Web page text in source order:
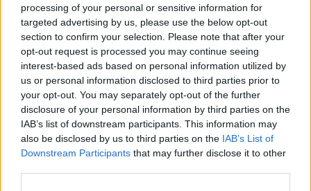
processing of your personal or sensitive information for
targeted advertising by us, please use the below opt-out
section to confirm your selection. Please note that after your
opt-out request is processed you may continue seeing
interest-based ads based on personal information utilized by
us or personal information disclosed to third parties prior to
your opt-out. You may separately opt-out of the further
disclosure of your personal information by third parties on the
IAB’s list of downstream participants. This information may
also be disclosed by us to third parties on the IAB’s List of
Downstream Participants that may further disclose it to other
Χρηματιστήριο Αθηνών:
Εβδομαδιαία άνοδος 1,76%,
κέρδη 23,31% από τις αρχές
του έτους
ΣΚΑΪ: Ολοκληρώθηκε η θητεία
του Γρηγόρη Δημητριάδη - Ο
Γιάννης Αλαφούζος επιστρέφει
στη θέση του CEO
Media: Με ενίσχυση 8 εκατ. ευρώ σε 451 επιχειρήσεις ξεκίνησε το